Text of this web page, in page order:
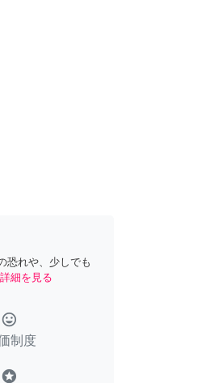
恐れや、少しでも
詳細を見る
tag_faces
制度
stars